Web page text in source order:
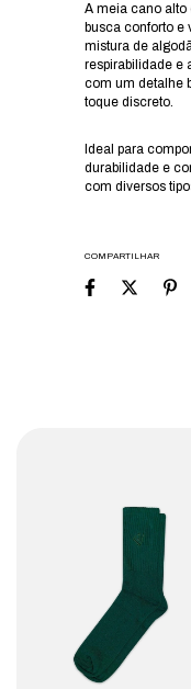
A meia cano alto
busca conforto e
mistura de
respirabilidade e
com um detalhe
toque discreto.
Ideal para
durabilidade e
com diversos
COMPARTILHAR